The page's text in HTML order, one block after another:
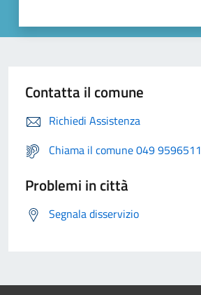
Contatta il comune
Richiedi Assistenza
Chiama il comune 049 9596511
Problemi in città
Segnala disservizio